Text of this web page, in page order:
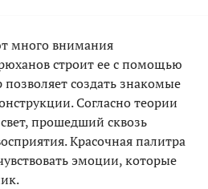
много внимания
строит ее с помощью
позволяет создать знакомые
Согласно теории
прошедший сквозь
Красочная палитра
эмоции, которые